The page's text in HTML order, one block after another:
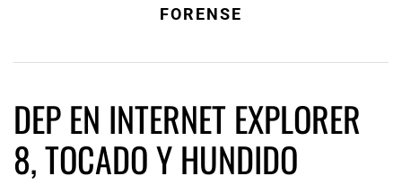
FORENSE
DEP EN INTERNET EXPLORER
8, TOCADO Y HUNDIDO